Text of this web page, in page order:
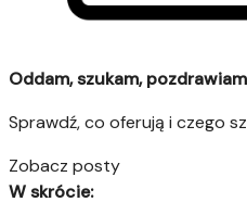
Oddam, szukam,
Sprawdź, co oferują i czego
Zobacz posty
W skrócie: